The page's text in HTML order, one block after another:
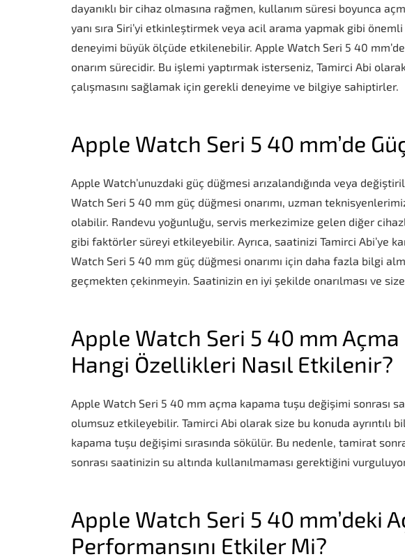
dayanıklı bir cihaz olmasına rağmen, kullanım süresi boyunca
yanı sıra Siri’yi etkinleştirmek veya acil arama yapmak gibi
deneyimi büyük ölçüde etkilenebilir. Apple Watch Seri 5 40
onarım sürecidir. Bu işlemi yaptırmak isterseniz, Tamirci Abi
çalışmasını sağlamak için gerekli deneyime ve bilgiye sahiptirler.
Apple Watch Seri 5 40 mm’de
Apple Watch’unuzdaki güç düğmesi arızalandığında veya
Watch Seri 5 40 mm güç düğmesi onarımı, uzman
olabilir. Randevu yoğunluğu, servis merkezimize gelen diğer
gibi faktörler süreyi etkileyebilir. Ayrıca, saatinizi Tamirci Abi’ye
Watch Seri 5 40 mm güç düğmesi onarımı için daha fazla bilgi
geçmekten çekinmeyin. Saatinizin en iyi şekilde onarılması ve
Apple Watch Seri 5 40 mm
Hangi Özellikleri Nasıl Etkilenir?
Apple Watch Seri 5 40 mm açma kapama tuşu değişimi sonrası
olumsuz etkileyebilir. Tamirci Abi olarak size bu konuda ayrıntılı
kapama tuşu değişimi sırasında sökülür. Bu nedenle, tamirat
sonrası saatinizin su altında kullanılmaması gerektiğini
Apple Watch Seri 5 40 mm’deki
Performansını Etkiler Mi?